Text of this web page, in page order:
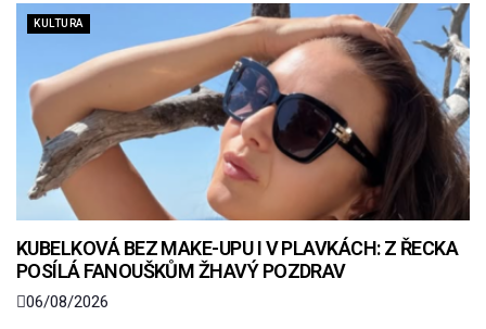
KULTURA
KUBELKOVÁ BEZ MAKE-UPU I V PLAVKÁCH: Z ŘECKA
POSÍLÁ FANOUŠKŮM ŽHAVÝ POZDRAV
06/08/2026